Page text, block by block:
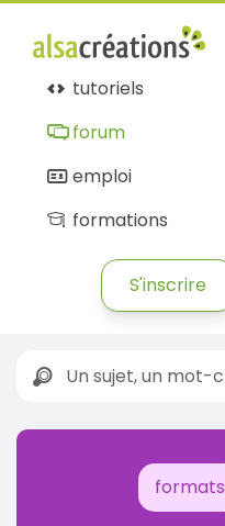
tutoriels
forum
emploi
formations
S'inscrire
formats